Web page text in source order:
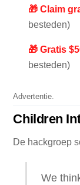
🎁 Claim
besteden)
🎁 Gratis
besteden)
Advertentie.
Children
De hackgroep
We